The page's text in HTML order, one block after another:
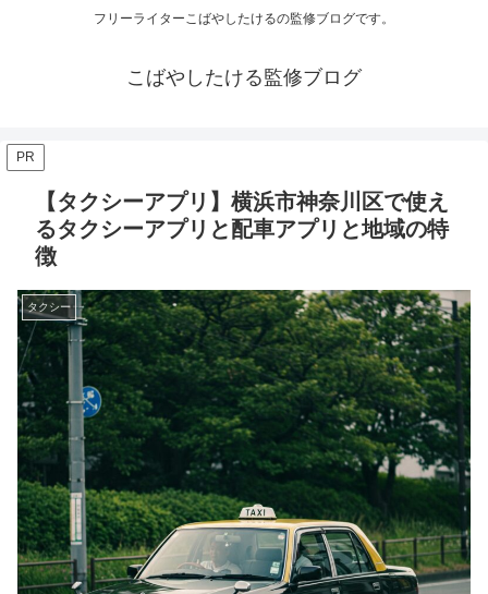
フリーライターこばやしたけるの監修ブログです。
こばやしたける監修ブログ
PR
【タクシーアプリ】横浜市神奈川区で使え
るタクシーアプリと配車アプリと地域の特
徴
タクシー